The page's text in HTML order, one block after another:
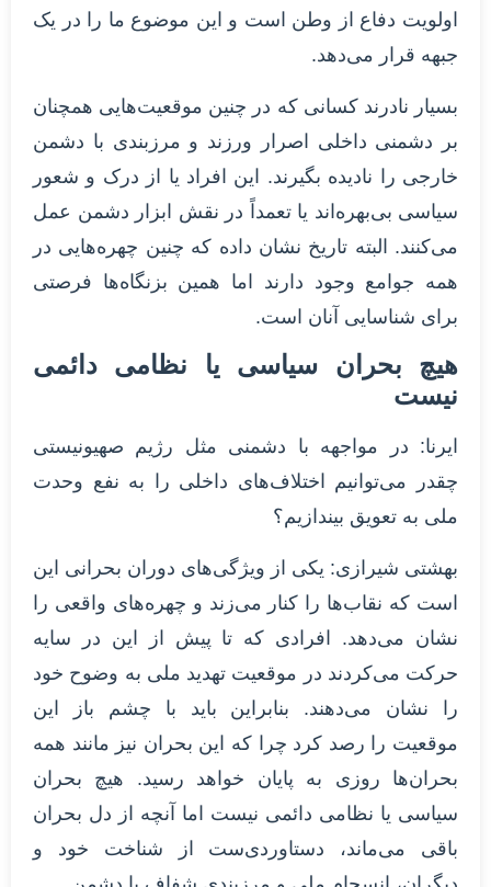
اولویت دفاع از وطن است و این موضوع ما را در یک
جبهه قرار می‌دهد.
بسیار نادرند کسانی که در چنین موقعیت‌هایی همچنان
بر دشمنی داخلی اصرار ورزند و مرزبندی با دشمن
خارجی را نادیده بگیرند. این افراد یا از درک و شعور
سیاسی بی‌بهره‌اند یا تعمداً در نقش ابزار دشمن عمل
می‌کنند. البته تاریخ نشان داده که چنین چهره‌هایی در
همه جوامع وجود دارند اما همین بزنگاه‌ها فرصتی
برای شناسایی‌ آنان است.
هیچ بحران سیاسی یا نظامی دائمی
نیست
ایرنا: در مواجهه با دشمنی مثل رژیم صهیونیستی
چقدر می‌توانیم اختلاف‌های داخلی را به نفع وحدت
ملی به تعویق بیندازیم؟
بهشتی شیرازی: یکی از ویژگی‌های دوران بحرانی این
است که نقاب‌ها را کنار می‌زند و چهره‌های واقعی را
نشان می‌دهد. افرادی که تا پیش از این در سایه
حرکت می‌کردند در موقعیت تهدید ملی به وضوح خود
را نشان می‌دهند. بنابراین باید با چشم باز این
موقعیت را رصد کرد چرا که این بحران نیز مانند همه
بحران‌ها روزی به پایان خواهد رسید. هیچ بحران
سیاسی یا نظامی دائمی نیست اما آنچه از دل بحران
باقی می‌ماند، دستاوردی‌ست از شناخت خود و